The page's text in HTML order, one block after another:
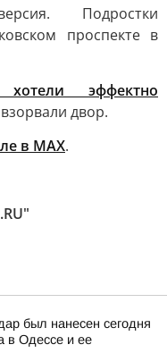
Подростки
проспекте в
эффектно
двор.
в MAX.
был нанесен сегодня
в Одессе и ее